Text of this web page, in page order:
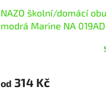
NAZO školní/domácí
modrá Marine NA 019AD
od 314 Kč